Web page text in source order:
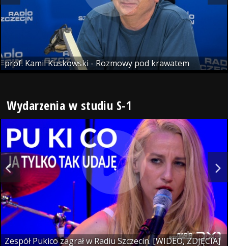
prof. Kamil Kuskowski - Rozmowy pod krawatem
Wydarzenia w studiu S-1
Zespół Pukico zagrał w Radiu Szczecin. [WIDEO, ZDJĘCIA]